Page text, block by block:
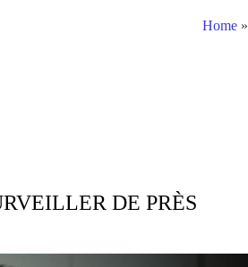
Home »
DE PRÈS